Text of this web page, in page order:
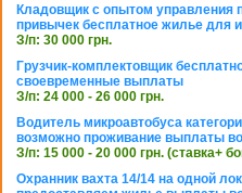
Кладовщик с опытом управления
привычек бесплатное жилье для
З/п: 30 000 грн.
Грузчик-комплектовщик
своевременные выплаты
З/п: 24 000 - 26 000 грн.
Водитель микроавтобуса
возможно проживание выплаты
З/п: 15 000 - 20 000 грн. (ставка+
Охранник вахта 14/14 на одной